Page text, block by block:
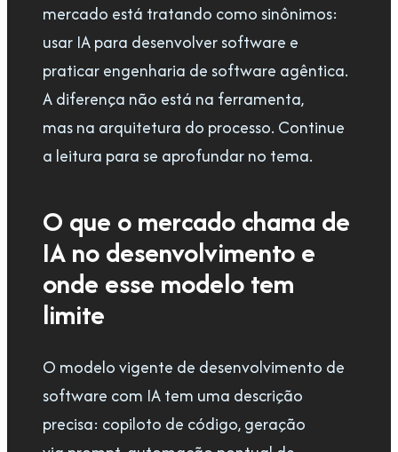
mercado está tratando como sinônimos:
usar IA para desenvolver software e
praticar engenharia de software agêntica.
A diferença não está na ferramenta,
mas na arquitetura do processo. Continue
a leitura para se aprofundar no tema.
O que o mercado chama de
IA no desenvolvimento e
onde esse modelo tem
limite
O modelo vigente de desenvolvimento de
software com IA tem uma descrição
precisa: copiloto de código, geração